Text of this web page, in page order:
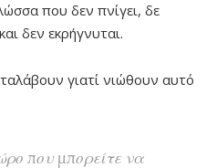
που δεν πνίγει, δε
δεν εκρήγνυται.
γιατί νιώθουν αυτό
που μπορείτε να